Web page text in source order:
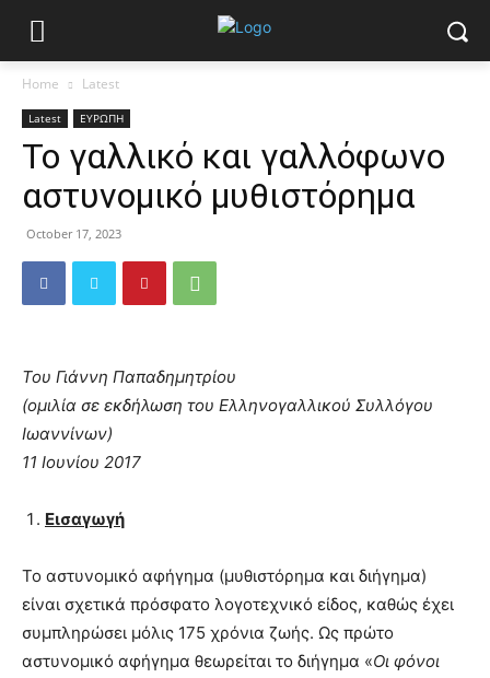
Home Latest
Latest ΕΥΡΩΠΗ
Το γαλλικό και γαλλόφωνο
αστυνομικό μυθιστόρημα
October 17, 2023
Του Γιάννη Παπαδημητρίου
(ομιλία σε εκδήλωση του Ελληνογαλλικού Συλλόγου
Ιωαννίνων)
11 Ιουνίου 2017
Εισαγωγή
Το αστυνομικό αφήγημα (μυθιστόρημα και διήγημα)
είναι σχετικά πρόσφατο λογοτεχνικό είδος, καθώς έχει
συμπληρώσει μόλις 175 χρόνια ζωής. Ως πρώτο
αστυνομικό αφήγημα θεωρείται το διήγημα «Οι φόνοι